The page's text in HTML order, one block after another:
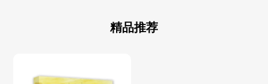
精品推荐